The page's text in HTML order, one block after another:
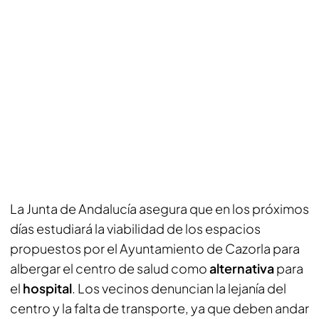
La Junta de Andalucía asegura que en los próximos
días estudiará la viabilidad de los espacios
propuestos por el Ayuntamiento de Cazorla para
albergar el centro de salud comoalternativapara
el hospital. Los vecinos denuncian la lejanía del
centro y la falta de transporte, ya que deben andar